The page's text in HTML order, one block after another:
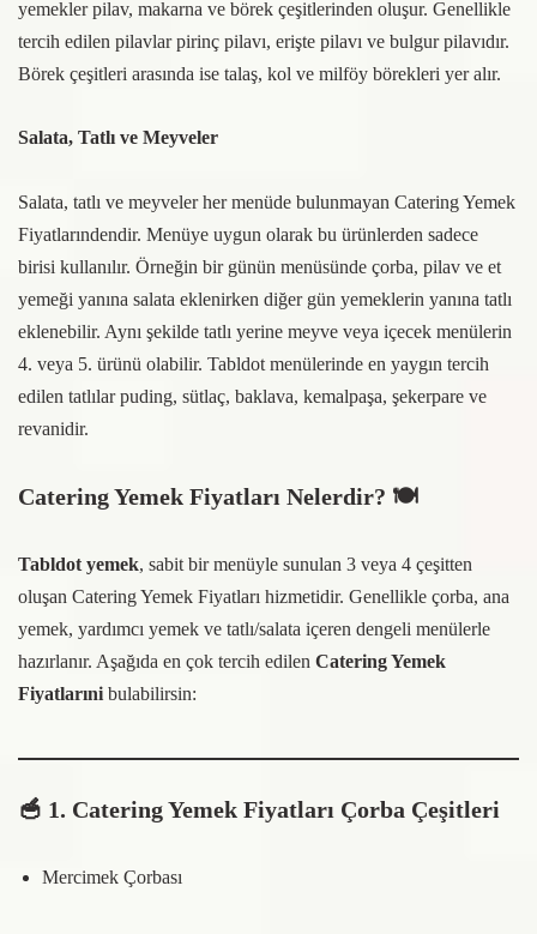
yemekler pilav, makarna ve börek çeşitlerinden oluşur. Genellikle
tercih edilen pilavlar pirinç pilavı, erişte pilavı ve bulgur pilavıdır.
Börek çeşitleri arasında ise talaş, kol ve milföy börekleri yer alır.
Salata, Tatlı ve Meyveler
Salata, tatlı ve meyveler her menüde bulunmayan Catering Yemek
Fiyatlarındendir. Menüye uygun olarak bu ürünlerden sadece
birisi kullanılır. Örneğin bir günün menüsünde çorba, pilav ve et
yemeği yanına salata eklenirken diğer gün yemeklerin yanına tatlı
eklenebilir. Aynı şekilde tatlı yerine meyve veya içecek menülerin
4. veya 5. ürünü olabilir. Tabldot menülerinde en yaygın tercih
edilen tatlılar puding, sütlaç, baklava, kemalpaşa, şekerpare ve
revanidir.
Catering Yemek Fiyatları Nelerdir? 🍽️
Tabldot yemek, sabit bir menüyle sunulan 3 veya 4 çeşitten
oluşan Catering Yemek Fiyatları hizmetidir. Genellikle çorba, ana
yemek, yardımcı yemek ve tatlı/salata içeren dengeli menülerle
hazırlanır. Aşağıda en çok tercih edilen Catering Yemek
Fiyatlarıni bulabilirsin:
🥣 1. Catering Yemek Fiyatları Çorba Çeşitleri
Mercimek Çorbası